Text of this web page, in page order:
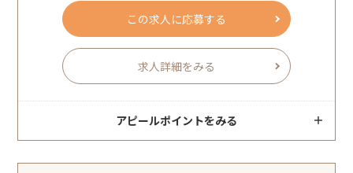
この求人に応募する
求人詳細をみる
アピールポイントをみる